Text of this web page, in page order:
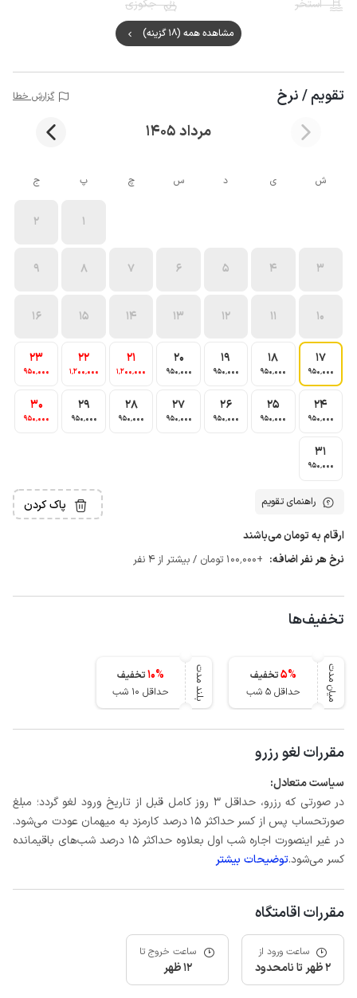
استخر
جکوزی
مشاهده همه (18 گزینه)
تقویم / نرخ گزارش خطا
مرداد 1405
ش ی د س چ پ ج
1
2
3
4
5
6
7
8
9
10
11
12
13
14
15
16
17
950٬000
18
950٬000
19
950٬000
20
950٬000
21
1٬200٬000
22
1٬200٬000
23
950٬000
24
950٬000
25
950٬000
26
950٬000
27
950٬000
28
950٬000
29
950٬000
30
950٬000
31
950٬000
راهنمای تقویم پاک کردن
ارقام به تومان می‌باشند
نرخ هر نفر اضافه: +100٬000 تومان / بیشتر از 4 نفر
تخفیف‌ها
میان مدت 5%
تخفیف
حداقل 5 شب
بلند مدت 10%
تخفیف
حداقل 10 شب
مقررات لغو رزرو
سیاست متعادل:
در صورتی که رزرو، حداقل 3 روز کامل قبل از تاریخ ورود لغو گردد؛ مبلغ
صورتحساب پس از کسر حداکثر 15 درصد کارمزد به میهمان عودت می‌شود.
در غیر اینصورت اجاره شب اول بعلاوه حداکثر 15 درصد شب‌های باقیمانده
کسر می‌شود.توضیحات بیشتر
مقررات اقامتگاه
ساعت ورود از
2 ظهر تا نامحدود
ساعت خروج تا
12 ظهر